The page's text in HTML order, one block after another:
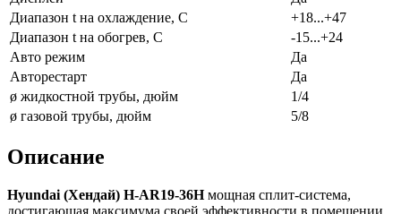
Диапазон t на охлаждение, С
+18...+47
Диапазон t на обогрев, С
-15...+24
Авто режим
Да
Авторестарт
Да
ø жидкостной трубы, дюйм
1/4
ø газовой трубы, дюйм
5/8
Описание
Hyundai (Хендай) H-AR19-36Hмощная сплит-система,
достигающая максимума своей эффективности в помещении